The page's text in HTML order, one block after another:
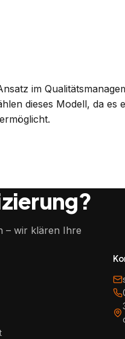
im
dieses Modell, da es
– wir klären Ihre